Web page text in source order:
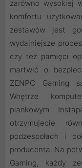
zarówno wysokiej
komfortu
zestawów jest
wydajniejsze
czy też pamięci
martwić o
ZENPC Gaming
Wnętrze
piankowym
otrzymujecie
podzespołach i
producenta. Na
Gaming, każdy